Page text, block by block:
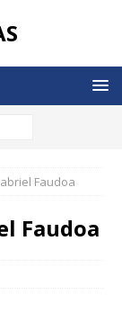
Faudoa
Faudoa